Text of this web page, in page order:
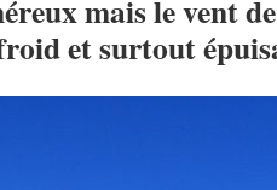
mais le vent
et surtout